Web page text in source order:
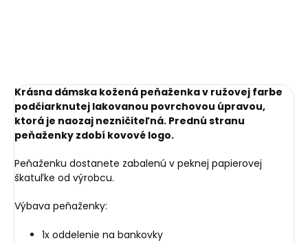
Krásna dámska kožená peňaženka v ružovej farbe
podčiarknutej lakovanou povrchovou úpravou,
ktorá je naozaj nezničiteľná. Prednú stranu
peňaženky zdobí kovové logo.
Peňaženku dostanete zabalenú v peknej papierovej
škatuľke od výrobcu.
Výbava peňaženky:
1x oddelenie na bankovky